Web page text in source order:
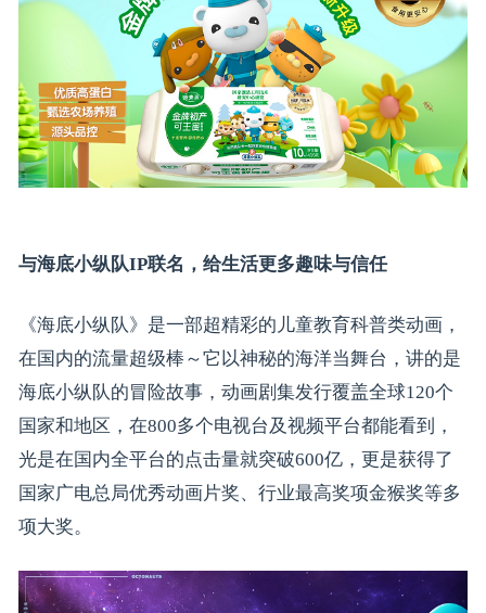
与海底小纵队IP联名，给生活更多趣味与信任
《海底小纵队》是一部超精彩的儿童教育科普类动画，
在国内的流量超级棒～它以神秘的海洋当舞台，讲的是
海底小纵队的冒险故事，动画剧集发行覆盖全球120个
国家和地区，在800多个电视台及视频平台都能看到，
光是在国内全平台的点击量就突破600亿，更是获得了
国家广电总局优秀动画片奖、行业最高奖项金猴奖等多
项大奖。